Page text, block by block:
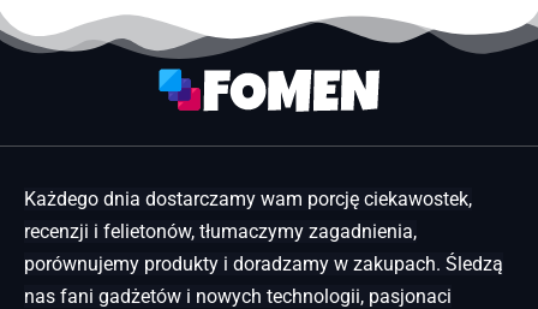
Każdego dnia dostarczamy wam porcję ciekawostek,
recenzji i felietonów, tłumaczymy zagadnienia,
porównujemy produkty i doradzamy w zakupach. Śledzą
nas fani gadżetów i nowych technologii, pasjonaci